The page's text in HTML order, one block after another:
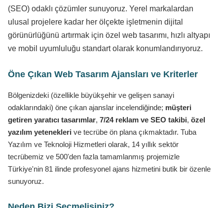
(SEO) odaklı çözümler sunuyoruz. Yerel markalardan
ulusal projelere kadar her ölçekte işletmenin dijital
görünürlüğünü artırmak için özel web tasarımı, hızlı altyapı
ve mobil uyumluluğu standart olarak konumlandırıyoruz.
Öne Çıkan Web Tasarım Ajansları ve Kriterler
Bölgenizdeki (özellikle büyükşehir ve gelişen sanayi
odaklarındaki) öne çıkan ajanslar incelendiğinde; müşteri
getiren yaratıcı tasarımlar, 7/24 reklam ve SEO takibi, özel
yazılım yetenekleri ve tecrübe ön plana çıkmaktadır. Tuba
Yazılım ve Teknoloji Hizmetleri olarak, 14 yıllık sektör
tecrübemiz ve 500'den fazla tamamlanmış projemizle
Türkiye'nin 81 ilinde profesyonel ajans hizmetini butik bir özenle
sunuyoruz.